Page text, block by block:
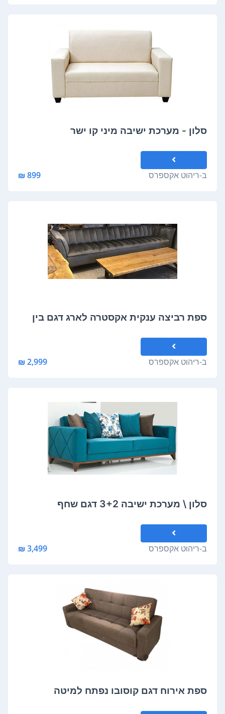
סלון - מערכת ישיבה מיני קו ישר
ב-ריהוט אקספרס 899 ₪
ספת רביצה ענקית אקסטרה לארג דגם בין
ב-ריהוט אקספרס 2,999 ₪
סלון \ מערכת ישיבה 3+2 דגם שחף
ב-ריהוט אקספרס 3,499 ₪
ספת אירוח דגם קוסובו נפתח למיטה